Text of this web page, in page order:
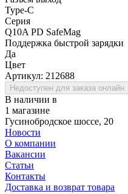
Type-C
Серия
Q10A PD SafeMag
Поддержка быстрой зарядки
Да
Цвет
Артикул: 212688
Недоступен для заказа онлайн
В наличии в
1 магазине
Гусинобродское шоссе, 20
Новости
О компании
Вакансии
Статьи
Контакты
Доставка и возврат товара